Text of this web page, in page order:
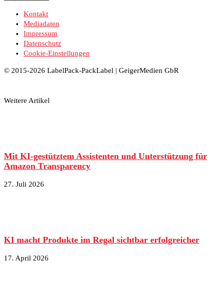
Kontakt
Mediadaten
Impressum
Datenschutz
Cookie-Einstellungen
© 2015-2026 LabelPack-PackLabel | GeigerMedien GbR
Weitere Artikel
Mit KI-gestütztem Assistenten und Unterstützung für
Amazon Transparency
27. Juli 2026
KI macht Produkte im Regal sichtbar erfolgreicher
17. April 2026